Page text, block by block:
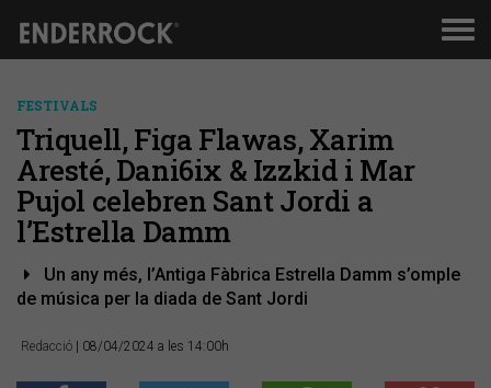
FESTIVALS
Triquell, Figa Flawas, Xarim
Aresté, Dani6ix & Izzkid i Mar
Pujol celebren Sant Jordi a
l’Estrella Damm
Un any més, l’Antiga Fàbrica Estrella Damm s’omple
de música per la diada de Sant Jordi
Redacció | 08/04/2024 a les 14:00h